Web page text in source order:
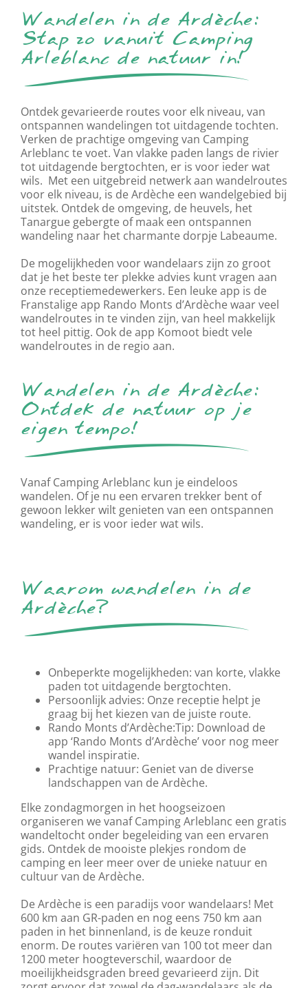
Wandelen in de Ardèche:
Stap zo vanuit Camping
Arleblanc de natuur in!
Ontdek gevarieerde routes voor elk niveau, van
ontspannen wandelingen tot uitdagende tochten.
Verken de prachtige omgeving van Camping
Arleblanc te voet. Van vlakke paden langs de rivier
tot uitdagende bergtochten, er is voor ieder wat
wils. Met een uitgebreid netwerk aan wandelroutes
voor elk niveau, is de Ardèche een wandelgebied bij
uitstek. Ontdek de omgeving, de heuvels, het
Tanargue gebergte of maak een ontspannen
wandeling naar het charmante dorpje Labeaume.
De mogelijkheden voor wandelaars zijn zo groot
dat je het beste ter plekke advies kunt vragen aan
onze receptiemedewerkers. Een leuke app is de
Franstalige app Rando Monts d’Ardèche waar veel
wandelroutes in te vinden zijn, van heel makkelijk
tot heel pittig. Ook de app Komoot biedt vele
wandelroutes in de regio aan.
Wandelen in de Ardèche:
Ontdek de natuur op je
eigen tempo!
Vanaf Camping Arleblanc kun je eindeloos
wandelen. Of je nu een ervaren trekker bent of
gewoon lekker wilt genieten van een ontspannen
wandeling, er is voor ieder wat wils.
Waarom wandelen in de
Ardèche?
Onbeperkte mogelijkheden: van korte, vlakke
paden tot uitdagende bergtochten.
Persoonlijk advies: Onze receptie helpt je
graag bij het kiezen van de juiste route.
Rando Monts d’Ardèche:Tip: Download de
app ‘Rando Monts d’Ardèche’ voor nog meer
wandel inspiratie.
Prachtige natuur: Geniet van de diverse
landschappen van de Ardèche.
Elke zondagmorgen in het hoogseizoen
organiseren we vanaf Camping Arleblanc een gratis
wandeltocht onder begeleiding van een ervaren
gids. Ontdek de mooiste plekjes rondom de
camping en leer meer over de unieke natuur en
cultuur van de Ardèche.
De Ardèche is een paradijs voor wandelaars! Met
600 km aan GR-paden en nog eens 750 km aan
paden in het binnenland, is de keuze ronduit
enorm. De routes variëren van 100 tot meer dan
1200 meter hoogteverschil, waardoor de
moeilijkheidsgraden breed gevarieerd zijn. Dit